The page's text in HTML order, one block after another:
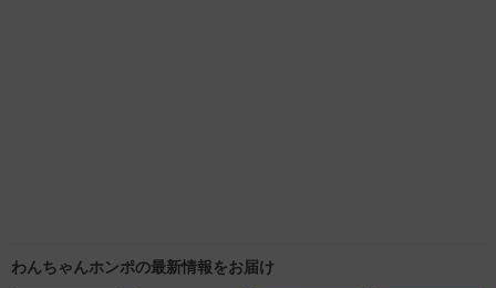
わんちゃんホンポの最新情報をお届け